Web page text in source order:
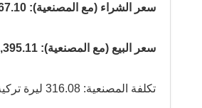
سعر الشراء (مع المصنعية): 4,267.10 ليرة تركية
سعر البيع (مع المصنعية): 4,395.11 ليرة تركية
تكلفة المصنعية: 316.08 ليرة تركية